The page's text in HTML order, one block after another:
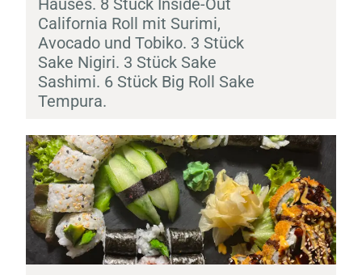
Hauses. 8 Stück Inside-Out
California Roll mit Surimi,
Avocado und Tobiko. 3 Stück
Sake Nigiri. 3 Stück Sake
Sashimi. 6 Stück Big Roll Sake
Tempura.